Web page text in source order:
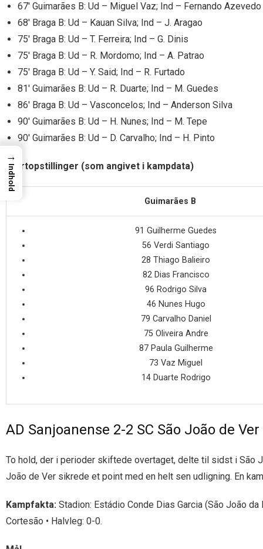
67′ Guimarães B: Ud – Miguel Vaz; Ind – Fernando Azevedo
68′ Braga B: Ud – Kauan Silva; Ind – J. Aragao
75′ Braga B: Ud – T. Ferreira; Ind – G. Dinis
75′ Braga B: Ud – R. Mordomo; Ind – A. Patrao
75′ Braga B: Ud – Y. Said; Ind – R. Furtado
81′ Guimarães B: Ud – R. Duarte; Ind – M. Guedes
86′ Braga B: Ud – Vasconcelos; Ind – Anderson Silva
90′ Guimarães B: Ud – H. Nunes; Ind – M. Tepe
90′ Guimarães B: Ud – D. Carvalho; Ind – H. Pinto
Startopstillinger (som angivet i kampdata)
Guimarães B
91 Guilherme Guedes
56 Verdi Santiago
28 Thiago Balieiro
82 Dias Francisco
96 Rodrigo Silva
46 Nunes Hugo
79 Carvalho Daniel
75 Oliveira Andre
87 Paula Guilherme
73 Vaz Miguel
14 Duarte Rodrigo
AD Sanjoanense 2-2 SC São João de Ver
To hold, der i perioder skiftede overtaget, delte til sidst i São
João de Ver sikrede et point med en helt sen udligning. En
Kampfakta: Stadion: Estádio Conde Dias Garcia (São João
Cortesão • Halvleg: 0-0.
→
Indhold